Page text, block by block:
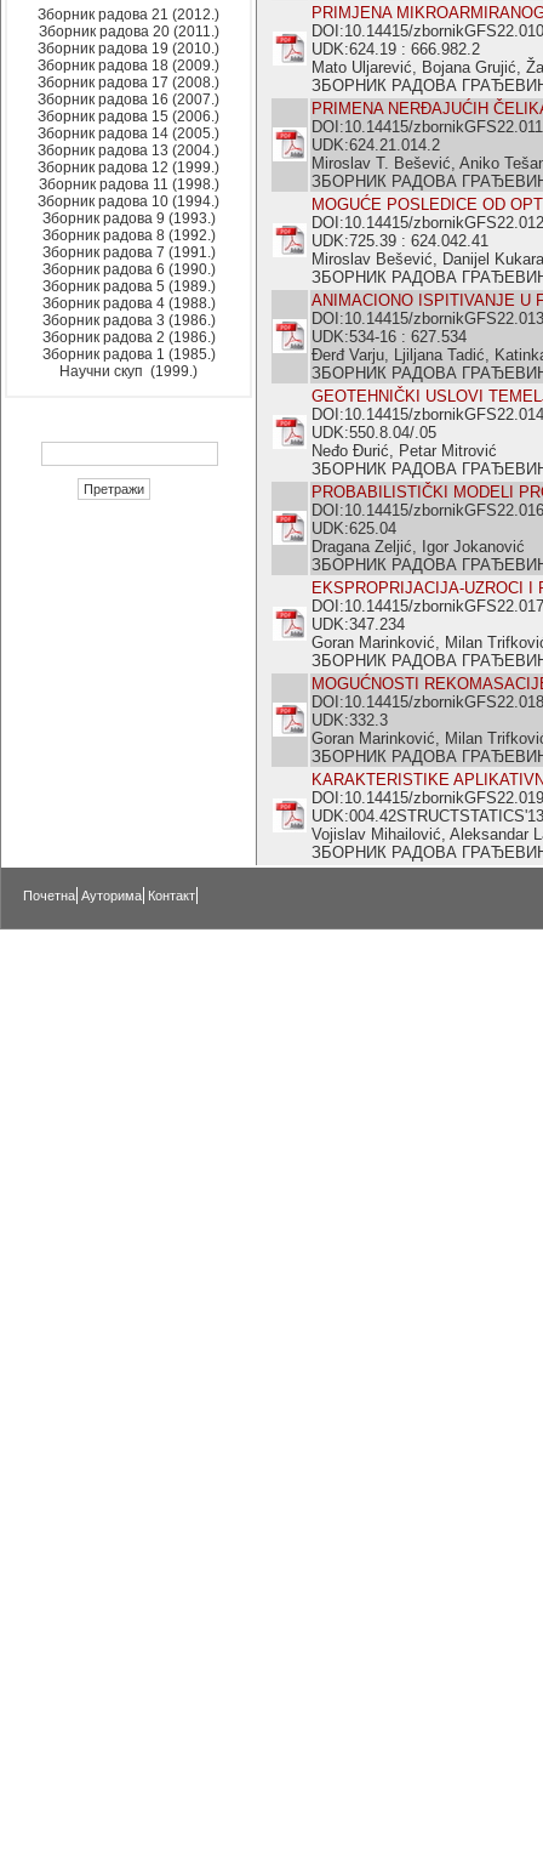
Зборник радова 21 (2012.)
Зборник радова 20 (2011.)
Зборник радова 19 (2010.)
Зборник радова 18 (2009.)
Зборник радова 17 (2008.)
Зборник радова 16 (2007.)
Зборник радова 15 (2006.)
Зборник радова 14 (2005.)
Зборник радова 13 (2004.)
Зборник радова 12 (1999.)
Зборник радова 11 (1998.)
Зборник радова 10 (1994.)
Зборник радова 9 (1993.)
Зборник радова 8 (1992.)
Зборник радова 7 (1991.)
Зборник радова 6 (1990.)
Зборник радова 5 (1989.)
Зборник радова 4 (1988.)
Зборник радова 3 (1986.)
Зборник радова 2 (1986.)
Зборник радова 1 (1985.)
Научни скуп (1999.)
PRIMJENA
DOI:10.14415/zbornikGFS22.010
UDK:624.19 : 666.982.2
Mato Uljarević, Bojana Grujić,
ЗБОРНИК РАДОВА
PRIMENA NERĐAJUĆIH
DOI:10.14415/zbornikGFS22.011
UDK:624.21.014.2
Miroslav T. Bešević, Aniko
ЗБОРНИК РАДОВА
MOGUĆE POSLEDICE OD
DOI:10.14415/zbornikGFS22.012
UDK:725.39 : 624.042.41
Miroslav Bešević, Danijel
ЗБОРНИК РАДОВА
ANIMACIONO ISPITIVANJE U
DOI:10.14415/zbornikGFS22.013
UDK:534-16 : 627.534
Đerđ Varju, Ljiljana Tadić,
ЗБОРНИК РАДОВА
GEOTEHNIČKI USLOVI
DOI:10.14415/zbornikGFS22.014
UDK:550.8.04/.05
Neđo Đurić, Petar Mitrović
ЗБОРНИК РАДОВА
PROBABILISTIČKI MODELI
DOI:10.14415/zbornikGFS22.016
UDK:625.04
Dragana Zeljić, Igor Jokanović
ЗБОРНИК РАДОВА
EKSPROPRIJACIJA-UZROCI I
DOI:10.14415/zbornikGFS22.017
UDK:347.234
Goran Marinković, Milan
ЗБОРНИК РАДОВА
MOGUĆNOSTI
DOI:10.14415/zbornikGFS22.018
UDK:332.3
Goran Marinković, Milan
ЗБОРНИК РАДОВА
KARAKTERISTIKE
DOI:10.14415/zbornikGFS22.019
UDK:004.42STRUCTSTATICS'13
Vojislav Mihailović, Aleksandar
ЗБОРНИК РАДОВА
Почетна Ауторима Контакт